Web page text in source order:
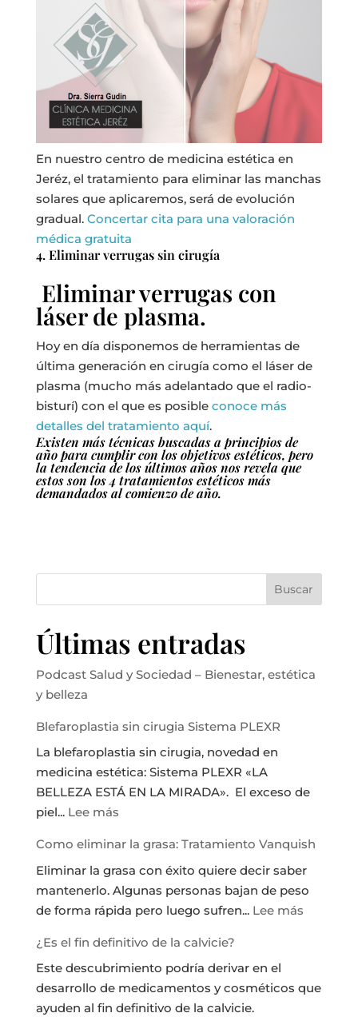
En nuestro centro de medicina estética en
Jeréz, el tratamiento para eliminar las manchas
solares que aplicaremos, será de evolución
gradual. Concertar cita para una valoración
médica gratuita
4. Eliminar verrugas sin cirugía
Eliminar verrugas con
láser de plasma.
Hoy en día disponemos de herramientas de
última generación en cirugía como el láser de
plasma (mucho más adelantado que el radio-
bisturí) con el que es posible conoce más
detalles del tratamiento aquí.
Existen más técnicas buscadas a principios de
año para cumplir con los objetivos estéticos, pero
la tendencia de los últimos años nos revela que
estos son los 4 tratamientos estéticos más
demandados al comienzo de año.
Buscar
Últimas entradas
Podcast Salud y Sociedad – Bienestar, estética
y belleza
Blefaroplastia sin cirugia Sistema PLEXR
La blefaroplastia sin cirugia, novedad en
medicina estética: Sistema PLEXR «LA
BELLEZA ESTÁ EN LA MIRADA». El exceso de
piel... Lee más:
sin
cirugia
Sistema
PLEXR
Como eliminar la grasa: Tratamiento Vanquish
Eliminar la grasa con éxito quiere decir saber
mantenerlo. Algunas personas bajan de peso
de forma rápida pero luego sufren... Lee más:
grasa:
¿Es el fin definitivo de la calvicie?
Este descubrimiento podría derivar en el
desarrollo de medicamentos y cosméticos que
ayuden al fin definitivo de la calvicie.